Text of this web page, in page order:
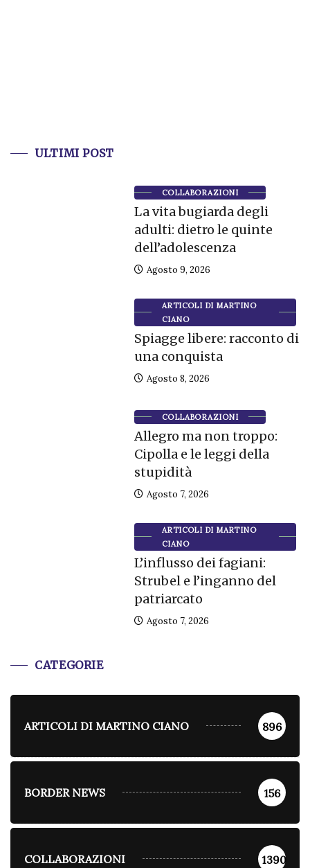
ULTIMI POST
COLLABORAZIONI
La vita bugiarda degli
adulti: dietro le quinte
dell’adolescenza
Agosto 9, 2026
ARTICOLI DI MARTINO
CIANO
Spiagge libere: racconto di
una conquista
Agosto 8, 2026
COLLABORAZIONI
Allegro ma non troppo:
Cipolla e le leggi della
stupidità
Agosto 7, 2026
ARTICOLI DI MARTINO
CIANO
L’influsso dei fagiani:
Strubel e l’inganno del
patriarcato
Agosto 7, 2026
CATEGORIE
ARTICOLI DI MARTINO CIANO 896
BORDER NEWS 156
COLLABORAZIONI 1390